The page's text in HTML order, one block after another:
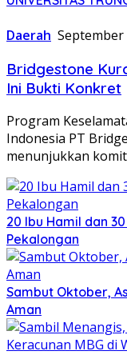
Daerah September
Bridgestone
Ini Bukti Konkret
Program
Indonesia PT
menunjukkan
20 Ibu Hamil dan
Pekalongan
Sambut Oktober,
Aman